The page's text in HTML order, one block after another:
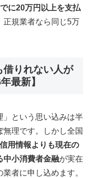
に20万円以上を支払
正規業者なら同じ5万
借りれない人が
最新】
」という思い込みは半
理です。しかし全国
信用情報よりも現在の
中小消費者金融が実在
者に申し込めます。